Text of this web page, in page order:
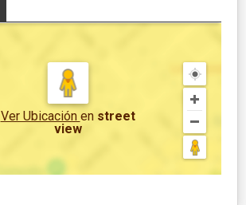
Ver Ubicación en street
view